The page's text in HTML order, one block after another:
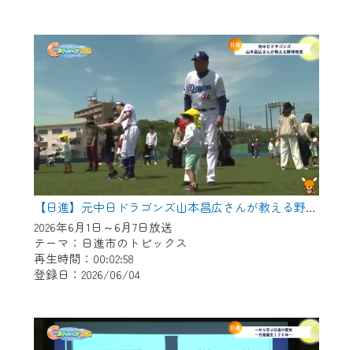
【日進】元中日ドラゴンズ山本昌広さんが教える野球教室
2026年6月1日～6月7日放送
テーマ：日進市のトピックス
再生時間：00:02:58
登録日：2026/06/04